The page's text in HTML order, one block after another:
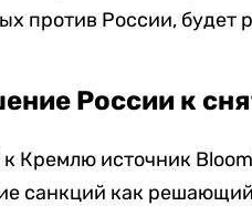
против России, будет
России к
к Кремлю источник
санкций как